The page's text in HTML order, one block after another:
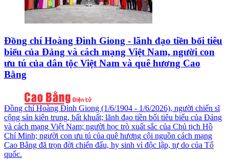
Đồng chí Hoàng Đình Giong - lãnh đạo tiền bối tiêu
biểu của Đảng và cách mạng Việt Nam, người con
ưu tú của dân tộc Việt Nam và quê hương Cao
Bằng
Đồng chí Hoàng Đình Giong (1/6/1904 - 1/6/2026), người chiến sĩ
cộng sản kiên trung, bất khuất; lãnh đạo tiền bối tiêu biểu của Đảng
và cách mạng Việt Nam; người học trò xuất sắc của Chủ tịch Hồ
Chí Minh; người con ưu tú của quê hương cội nguồn cách mạng
Cao Bằng đã trọn đời chiến đấu, hy sinh vì độc lập, tự do của Tổ
quốc.